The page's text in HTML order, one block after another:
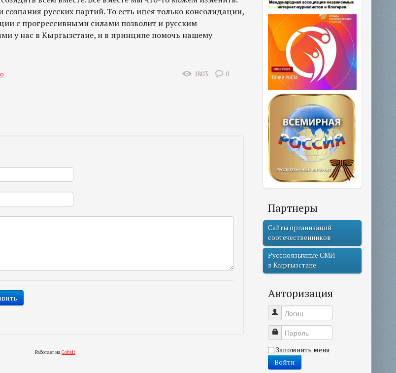
русских партий. То есть идея только консолидации,
с прогрессивными силами позволит и русским
у нас в Кыргызстане, и в принципе помочь нашему
1803
0
Работает наCobalt
Партнеры
Сайты организаций
соотечественников
Русскоязычные СМИ
в Кыргызстане
Авторизация
Логин
Пароль
Запомнить меня
Войти